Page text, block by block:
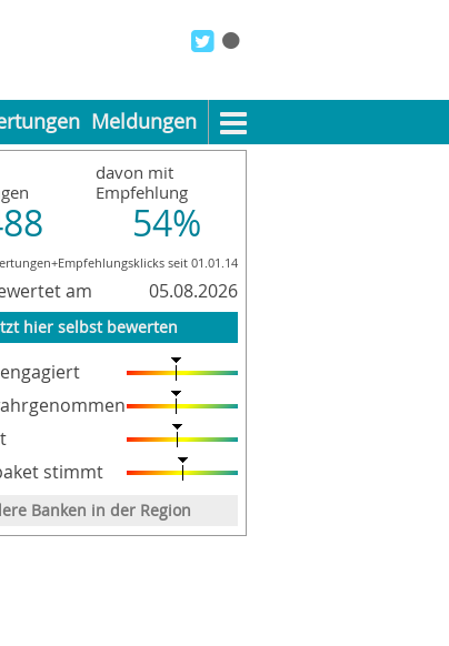
Meldungen
davon mit
Empfehlung
54%
seit 01.01.14
am 05.08.2026
hier selbst bewerten
stimmt
Banken in der Region